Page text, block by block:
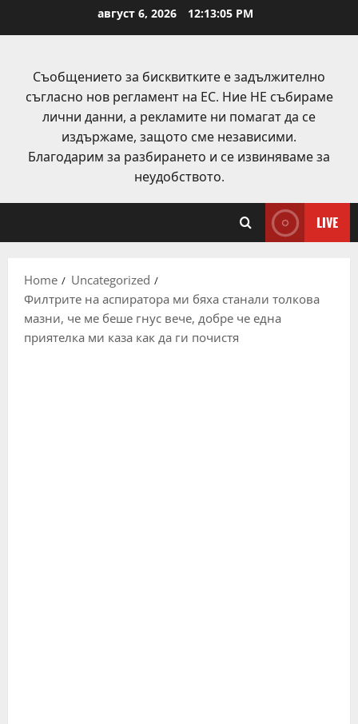
август 6, 2026 12:13:06 PM
Съобщението за бисквитките е задължително
съгласно нов регламент на ЕС. Ние НЕ събираме
лични данни, а рекламите ни помагат да се
издържаме, защото сме независими.
Благодарим за разбирането и се извиняваме за
неудобството.
LIVE
Home
Uncategorized
Филтрите на аспиратора ми бяха станали толкова
мазни, че ме беше гнус вече, добре че една
приятелка ми каза как да ги почистя